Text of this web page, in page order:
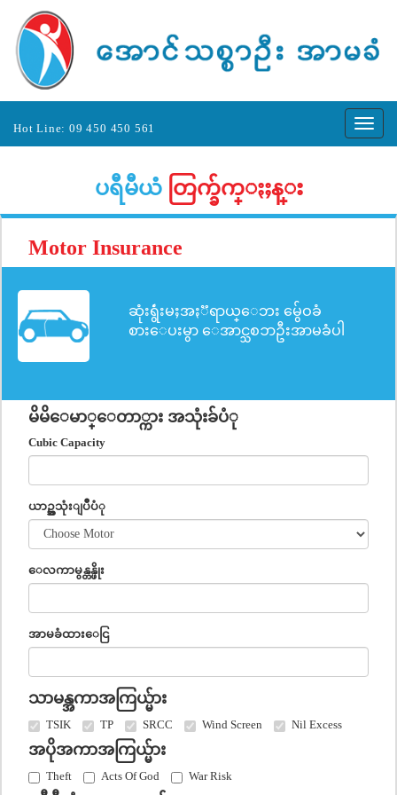
Hot Line: 09 450 450 561
ပရီမီယံတြက္ခ်က္ႏႈန္း
Motor Insurance
ဆုံးရွဴံးမႈအႏၱရာယ္ေဘး မွ်ေဝခံ
စားေပးမွာ ေအာင္သစၥာဦးအာမခံပါ
မိမိေမာ္ေတာ္ကား အသုံးခ်ပံု
Cubic Capacity
ယာဥ္အသုံးျပဳပံု
ေလကာမွန္တန္ဖိုး
အာမခံထားေငြ
သာမန္အကာအကြယ္မ်ား
TSIK TP SRCC Wind Screen Nil Excess
အပိုအကာအကြယ္မ်ား
Theft Acts Of God War Risk